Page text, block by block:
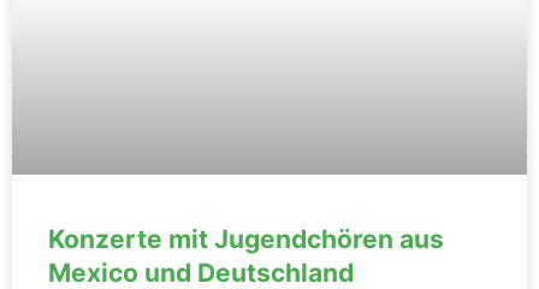
Konzerte mit Jugendchören aus
Mexico und Deutschland